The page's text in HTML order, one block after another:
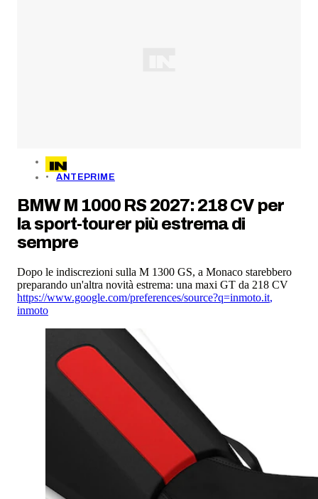
ANTEPRIME
BMW M 1000 RS 2027: 218 CV per
la sport-tourer più estrema di
sempre
Dopo le indiscrezioni sulla M 1300 GS, a Monaco starebbero
preparando un'altra novità estrema: una maxi GT da 218 CV
https://www.google.com/preferences/source?q=inmoto.it,
inmoto